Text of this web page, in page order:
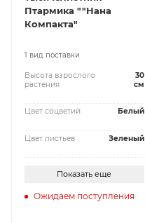
Птармика ""Нана
Компакта"
1 вид поставки
Высота взрослого
растения
30
см
Цвет соцветий Белый
Цвет листьев Зеленый
Показать еще
Ожидаем поступления